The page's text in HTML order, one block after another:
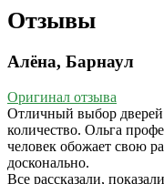
Отзывы
Алёна, Барнаул
Оригинал отзыва
Отличный выбор
количество. Ольга
человек обожает свою
досконально.
Все рассказали,